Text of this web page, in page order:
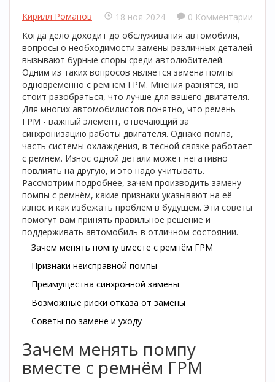
Кирилл Романов 18 ноя 2024
0 Комментарии
Когда дело доходит до обслуживания автомобиля,
вопросы о необходимости замены различных деталей
вызывают бурные споры среди автолюбителей.
Одним из таких вопросов является замена помпы
одновременно с ремнём ГРМ. Мнения разнятся, но
стоит разобраться, что лучше для вашего двигателя.
Для многих автомобилистов понятно, что ремень
ГРМ - важный элемент, отвечающий за
синхронизацию работы двигателя. Однако помпа,
часть системы охлаждения, в тесной связке работает
с ремнем. Износ одной детали может негативно
повлиять на другую, и это надо учитывать.
Рассмотрим подробнее, зачем производить замену
помпы с ремнём, какие признаки указывают на её
износ и как избежать проблем в будущем. Эти советы
помогут вам принять правильное решение и
поддерживать автомобиль в отличном состоянии.
Зачем менять помпу вместе с ремнём ГРМ
Признаки неисправной помпы
Преимущества синхронной замены
Возможные риски отказа от замены
Советы по замене и уходу
Зачем менять помпу
вместе с ремнём ГРМ